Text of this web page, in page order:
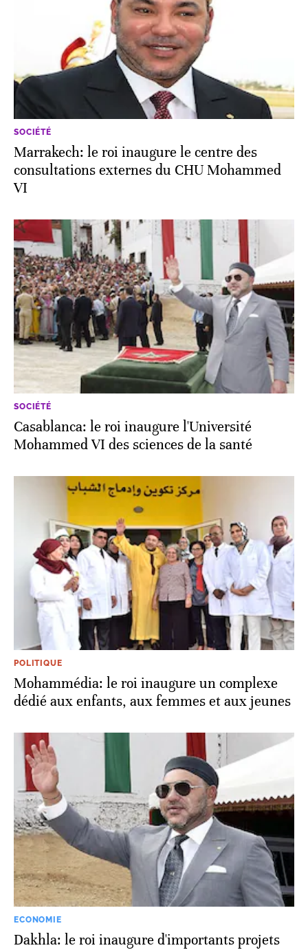
SOCIÉTÉ
Marrakech: le roi inaugure le centre des
consultations externes du CHU Mohammed
VI
SOCIÉTÉ
Casablanca: le roi inaugure l'Université
Mohammed VI des sciences de la santé
POLITIQUE
Mohammédia: le roi inaugure un complexe
dédié aux enfants, aux femmes et aux jeunes
ECONOMIE
Dakhla: le roi inaugure d'importants projets